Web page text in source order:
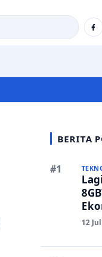
BERITA
12